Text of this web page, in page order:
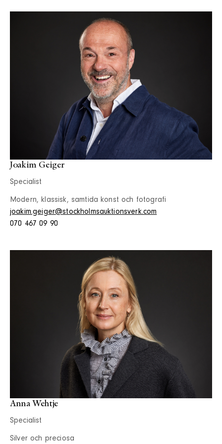
Joakim Geiger
Specialist
Modern, klassisk, samtida konst och fotografi
joakim.geiger@stockholmsauktionsverk.com
070 467 09 90
Anna Wehtje
Specialist
Silver och preciosa